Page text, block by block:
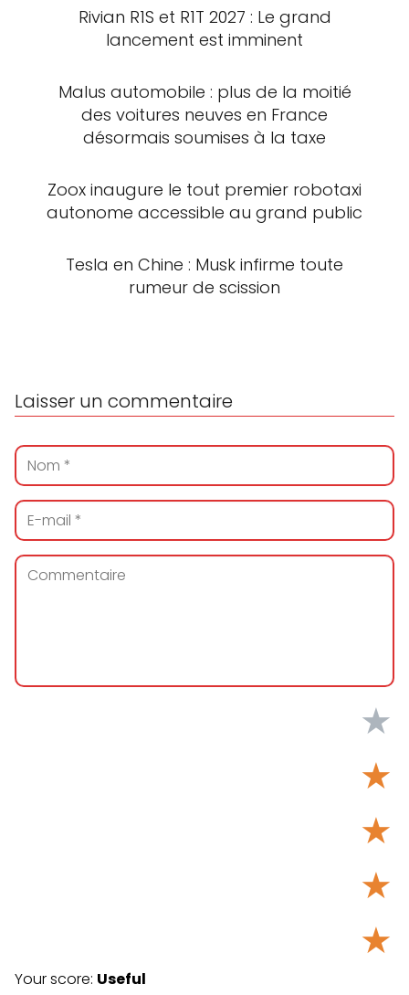
Rivian R1S et R1T 2027 : Le grand
lancement est imminent
Malus automobile : plus de la moitié
des voitures neuves en France
désormais soumises à la taxe
Zoox inaugure le tout premier robotaxi
autonome accessible au grand public
Tesla en Chine : Musk infirme toute
rumeur de scission
Laisser un commentaire
★
★
★
★
★
Your score: Useful